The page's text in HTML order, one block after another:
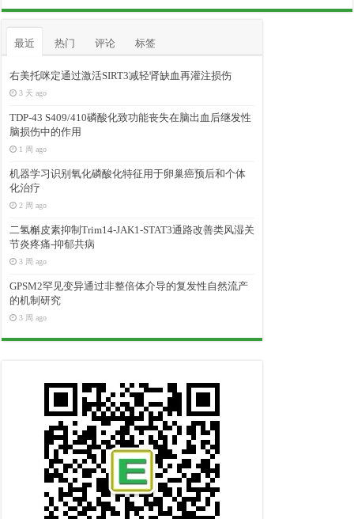
最近 热门 评论 标签
右美托咪定通过激活SIRT3减轻肾缺血再灌注损伤
3 天 ago
TDP-43 S409/410磷酸化致功能丧失在脑出血后继发性
脑损伤中的作用
1 周 ago
机器学习识别氧化磷酸化特征用于卵巢癌预后和个体
化治疗
2 周 ago
二氢槲皮素抑制Trim14-JAK1-STAT3通路改善类风湿关
节炎疼痛-抑郁共病
3 周 ago
GPSM2罕见变异通过非整倍体介导的复发性自然流产
的机制研究
3 周 ago